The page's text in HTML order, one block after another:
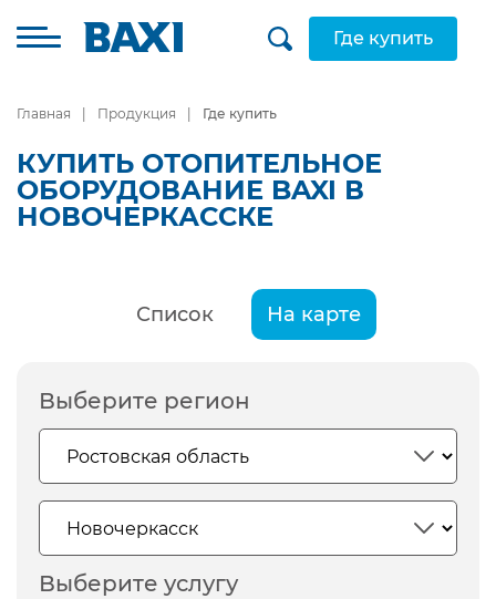
Где купить
Главная Продукция Где купить
КУПИТЬ ОТОПИТЕЛЬНОЕ
ОБОРУДОВАНИЕ BAXI В
НОВОЧЕРКАССКЕ
Список На карте
Выберите регион
Выберите услугу